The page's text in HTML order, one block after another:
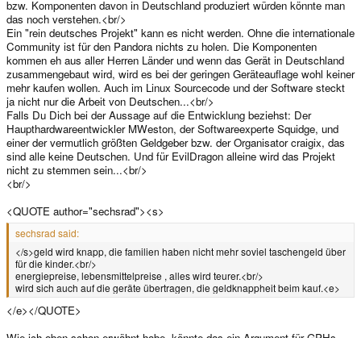
bzw. Komponenten davon in Deutschland produziert würden könnte man
das noch verstehen.<br/>
Ein "rein deutsches Projekt" kann es nicht werden. Ohne die internationale
Community ist für den Pandora nichts zu holen. Die Komponenten
kommen eh aus aller Herren Länder und wenn das Gerät in Deutschland
zusammengebaut wird, wird es bei der geringen Geräteauflage wohl keiner
mehr kaufen wollen. Auch im Linux Sourcecode und der Software steckt
ja nicht nur die Arbeit von Deutschen...<br/>
Falls Du Dich bei der Aussage auf die Entwicklung beziehst: Der
Haupthardwareentwickler MWeston, der Softwareexperte Squidge, und
einer der vermutlich größten Geldgeber bzw. der Organisator craigix, das
sind alle keine Deutschen. Und für EvilDragon alleine wird das Projekt
nicht zu stemmen sein...<br/>
<br/>
<QUOTE author="sechsrad"><s>
sechsrad said:
</s>geld wird knapp, die familien haben nicht mehr soviel taschengeld über
für die kinder.<br/>
energiepreise, lebensmittelpreise , alles wird teurer.<br/>
wird sich auch auf die geräte übertragen, die geldknappheit beim kauf.<e>
</e></QUOTE>